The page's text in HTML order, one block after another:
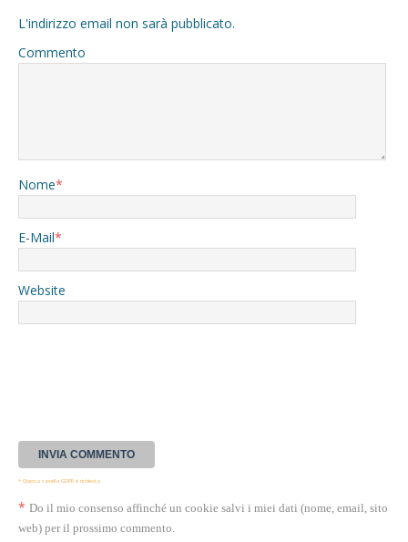
L'indirizzo email non sarà pubblicato.
Commento
Nome*
E-Mail*
Website
* Questa casella GDPR è richiesta
* Do il mio consenso affinché un cookie salvi i miei dati (nome, email, sito
web) per il prossimo commento.